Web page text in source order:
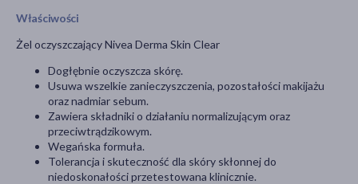
Właściwości
Żel oczyszczający Nivea Derma Skin Clear
Dogłębnie oczyszcza skórę.
Usuwa wszelkie zanieczyszczenia, pozostałości makijażu
oraz nadmiar sebum.
Zawiera składniki o działaniu normalizującym oraz
przeciwtrądzikowym.
Wegańska formuła.
Tolerancja i skuteczność dla skóry skłonnej do
niedoskonałości przetestowana klinicznie.